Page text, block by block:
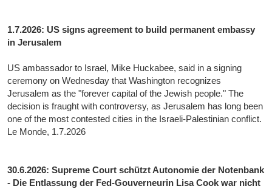
1.7.2026: US signs agreement to build permanent embassy
in Jerusalem
US ambassador to Israel, Mike Huckabee, said in a signing
ceremony on Wednesday that Washington recognizes
Jerusalem as the "forever capital of the Jewish people." The
decision is fraught with controversy, as Jerusalem has long been
one of the most contested cities in the Israeli-Palestinian conflict.
Le Monde, 1.7.2026
30.6.2026: Supreme Court schützt Autonomie der Notenbank
- Die Entlassung der Fed-Gouverneurin Lisa Cook war nicht